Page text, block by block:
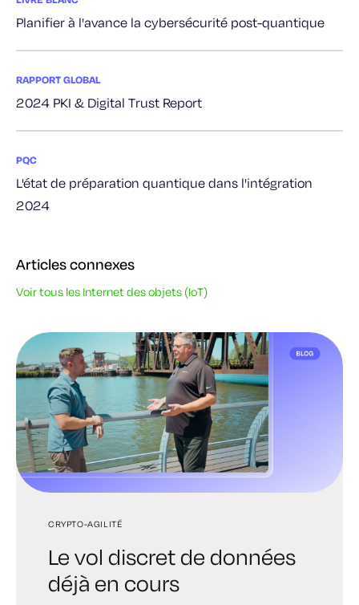
Planifier à l'avance la cybersécurité post-quantique
RAPPORT GLOBAL
2024 PKI & Digital Trust Report
PQC
L'état de préparation quantique dans l'intégration
2024
Articles connexes
Voir tous les Internet des objets (IoT)
CRYPTO-AGILITÉ
Le vol discret de données
déjà en cours
PQC
PKI post-quantique : guide
pratique de préparation à
PQC
La prochaine ère de la
confiance numérique se